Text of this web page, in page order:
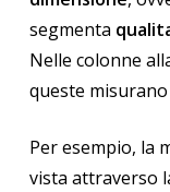
segmenta
Nelle colonne
queste
Per esempio, la
vista attraverso